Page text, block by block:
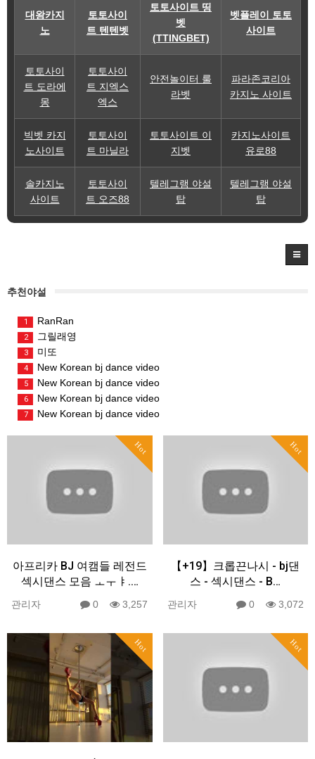
대왕카지
노
토토사이
트 텐텐벳
토토사이트 띵
벳
(TTINGBET)
벳플레이 토토
사이트
토토사이
트 도라에
몽
토토사이
트 지엑스
엑스
안전놀이터 룰
라벳
파라존코리아
카지노 사이트
빅벳 카지
노사이트
토토사이
트 마닐라
토토사이트 이
지벳
카지노사이트
유로88
솔카지노
사이트
토토사이
트 오즈88
텔레그램 야설
탑
텔레그램 야설
탑
추천야설
1 RanRan
2 그릴래영
3 미또
4 New Korean bj dance video
5 New Korean bj dance video
6 New Korean bj dance video
7 New Korean bj dance video
Hot
아프리카 BJ 여캠들 레전드
섹시댄스 모음 ㅗㅜㅑ.…
관리자 0 3,257
Hot
【+19】크롭끈나시 - bj댄
스 - 섹시댄스 - B…
관리자 0 3,072
Hot Hot